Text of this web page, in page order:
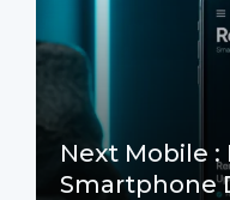
Next Mobile :
Smartphone